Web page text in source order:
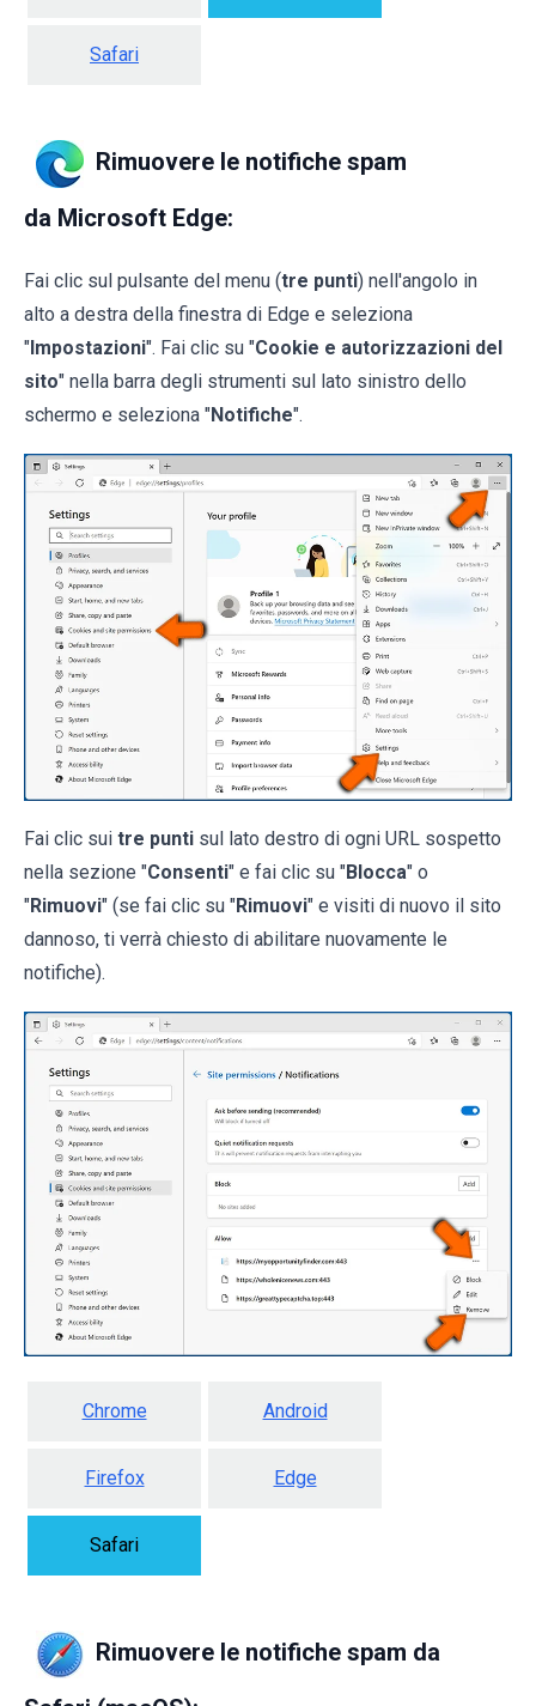
Safari
Rimuovere le notifiche spam
da Microsoft Edge:
Fai clic sul pulsante del menu (tre punti) nell'angolo in
alto a destra della finestra di Edge e seleziona
"Impostazioni". Fai clic su "Cookie e autorizzazioni del
sito" nella barra degli strumenti sul lato sinistro dello
schermo e seleziona "Notifiche".
Fai clic sui tre punti sul lato destro di ogni URL sospetto
nella sezione "Consenti" e fai clic su "Blocca" o
"Rimuovi" (se fai clic su "Rimuovi" e visiti di nuovo il sito
dannoso, ti verrà chiesto di abilitare nuovamente le
notifiche).
Chrome Android
Firefox Edge
Safari
Rimuovere le notifiche spam da